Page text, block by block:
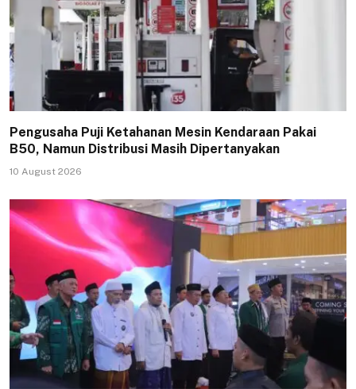
Pengusaha Puji Ketahanan Mesin Kendaraan Pakai
B50, Namun Distribusi Masih Dipertanyakan
10 August 2026